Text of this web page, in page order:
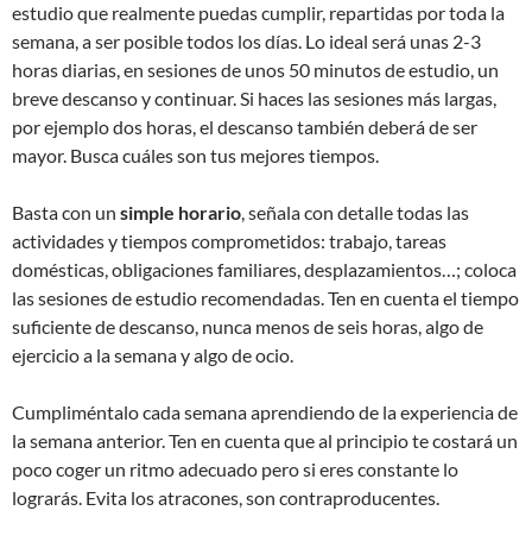
estudio que realmente puedas cumplir, repartidas por toda la
semana, a ser posible todos los días. Lo ideal será unas 2-3
horas diarias, en sesiones de unos 50 minutos de estudio, un
breve descanso y continuar. Si haces las sesiones más largas,
por ejemplo dos horas, el descanso también deberá de ser
mayor. Busca cuáles son tus mejores tiempos.
Basta con un simple horario, señala con detalle todas las
actividades y tiempos comprometidos: trabajo, tareas
domésticas, obligaciones familiares, desplazamientos…; coloca
las sesiones de estudio recomendadas. Ten en cuenta el tiempo
suficiente de descanso, nunca menos de seis horas, algo de
ejercicio a la semana y algo de ocio.
Cumpliméntalo cada semana aprendiendo de la experiencia de
la semana anterior. Ten en cuenta que al principio te costará un
poco coger un ritmo adecuado pero si eres constante lo
lograrás. Evita los atracones, son contraproducentes.